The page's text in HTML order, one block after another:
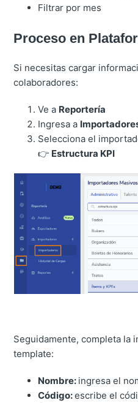
Filtrar por mes
Proceso en
Si necesitas cargar
colaboradores:
Ve a Reportería
Ingresa a
Selecciona el
👉 Estructura KPI
Seguidamente, completa la
template:
Nombre: ingresa el
Código:escribe el